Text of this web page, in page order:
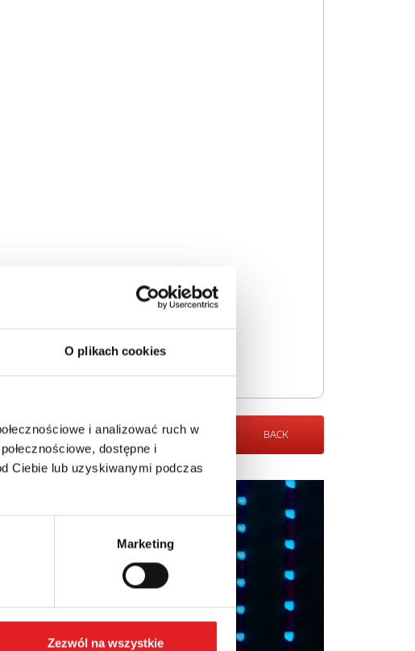
O plikach cookies
i analizować ruch w
dostępne i
Ciebie lub uzyskiwanymi podczas
Marketing
Zezwól na wszystkie
BACK